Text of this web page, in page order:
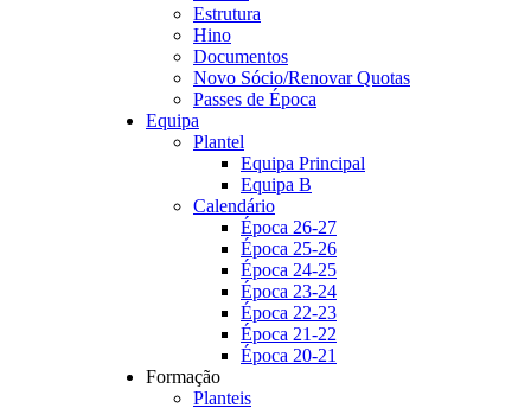
Estrutura
Hino
Documentos
Novo Sócio/Renovar Quotas
Passes de Época
Equipa
Plantel
Equipa Principal
Equipa B
Calendário
Época 26-27
Época 25-26
Época 24-25
Época 23-24
Época 22-23
Época 21-22
Época 20-21
Formação
Planteis